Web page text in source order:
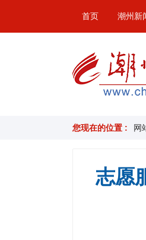
首页 潮州新
您现在的位置 : 网
志愿